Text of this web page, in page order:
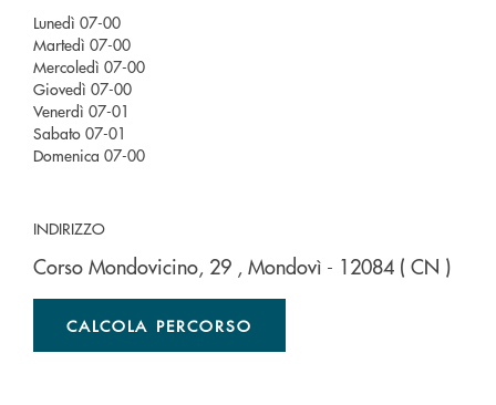
Lunedì 07-00
Martedì 07-00
Mercoledì 07-00
Giovedì 07-00
Venerdì 07-01
Sabato 07-01
Domenica 07-00
INDIRIZZO
Corso Mondovicino, 29 , Mondovì - 12084 ( CN )
CALCOLA PERCORSO